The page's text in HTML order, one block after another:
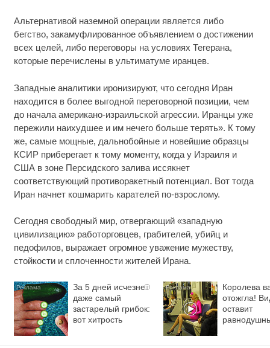
Альтернативой наземной операции является либо
бегство, закамуфлированное объявлением о достижении
всех целей, либо переговоры на условиях Тегерана,
которые перечислены в ультиматуме иранцев.
Западные аналитики иронизируют, что сегодня Иран
находится в более выгодной переговорной позиции, чем
до начала американо-израильской агрессии. Иранцы уже
пережили наихудшее и им нечего больше терять». К тому
же, самые мощные, дальнобойные и новейшие образцы
КСИР приберегает к тому моменту, когда у Израиля и
США в зоне Персидского залива иссякнет
соответствующий противоракетный потенциал. Вот тогда
Иран начнет кошмарить карателей по-взрослому.
Сегодня свободный мир, отвергающий «западную
цивилизацию» работорговцев, грабителей, убийц и
педофилов, выражает огромное уважение мужеству,
стойкости и сплоченности жителей Ирана.
i
За 5 дней исчезнет
даже самый
застарелый грибок:
вот хитрость
Королева
отожгла!
оставит